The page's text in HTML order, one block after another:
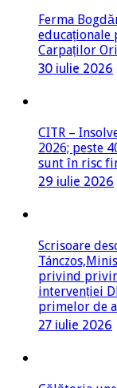
Ferma
Carpaților
30 iulie 2026
CITR –
2026; peste
sunt în risc
29 iulie 2026
Scrisoare
privind
intervenției
primelor de
27 iulie 2026